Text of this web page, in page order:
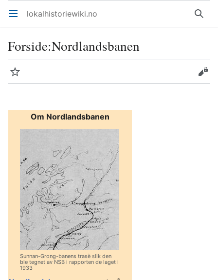
Åpne hovedmenyen lokalhistoriewiki.no Søk
Forside:Nordlandsbanen
Overvåk Rediger
Om Nordlandsbanen
Sunnan-Grong-banens trasè slik den
ble tegnet av NSB i rapporten de laget i
1933